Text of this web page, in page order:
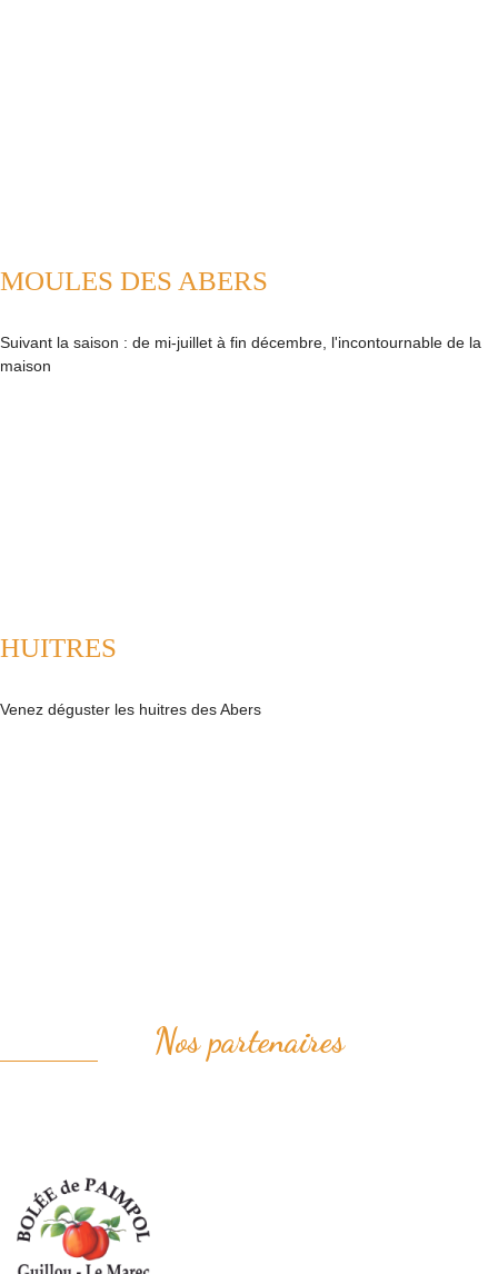
MOULES DES ABERS
Suivant la saison : de mi-juillet à fin décembre, l'incontournable de la
maison
HUITRES
Venez déguster les huitres des Abers
Nos partenaires